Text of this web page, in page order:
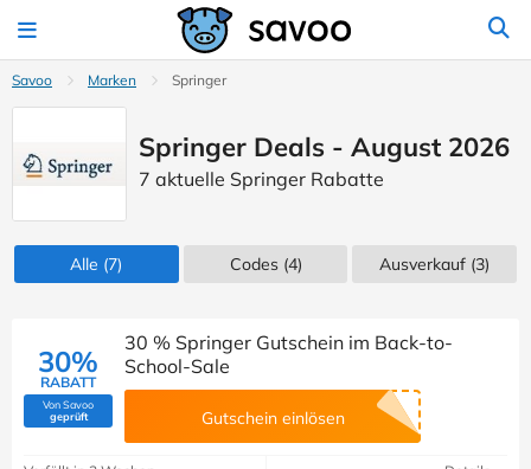
Savoo Marken Springer
Springer Deals - August 2026
7 aktuelle Springer Rabatte
Alle (7) Codes(4) Ausverkauf (3)
30%
RABATT
Von Savoo
geprüft(Von Savoo geprüft)
30 % Springer Gutschein im Back-to-
School-Sale
Gutschein einlösen